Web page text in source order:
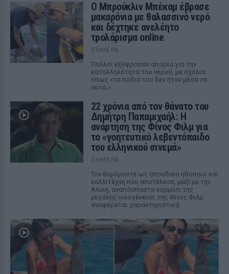
Ο Μπρούκλιν Μπέκαμ έβρασε
μακαρόνια με θαλασσινό νερό
και δέχτηκε ανελέητο
τρολάρισμα online
ΣΉΜΕΡΑ
Πολλοί εξέφρασαν απορία για την
καταλληλότητα του νερού, με σχόλια
όπως «τα πόδια του δεν ήταν μέσα σε
αυτό;»
22 χρόνια από τον θάνατο του
Δημήτρη Παπαμιχαήλ: Η
ανάρτηση της Φίνος Φιλμ για
το «γοητευτικό λεβεντόπαιδο
του ελληνικού σινεμά»
ΣΉΜΕΡΑ
Τον θυμόμαστε ως σπουδαίο ηθοποιό και
καλλιτέχνη που αποτέλεσε, μαζί με την
Αλίκη, αναπόσπαστο κομμάτι της
μεγάλης οικογένειας της Φίνος Φιλμ,
αναφέρεται χαρακτηριστικά